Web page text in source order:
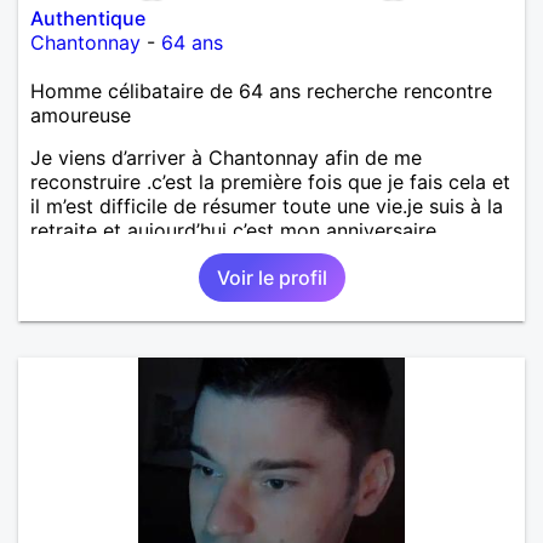
Authentique
Chantonnay - 64 ans
Homme célibataire de 64 ans recherche rencontre
amoureuse
Je viens d’arriver à Chantonnay afin de me
reconstruire .c’est la première fois que je fais cela et
il m’est difficile de résumer toute une vie.je suis à la
retraite et aujourd’hui c’est mon anniversaire
!J’aimerais rencontrer quelqu’un qui partage les
mêmes valeurs qui font de quelqu’un un être humain
Voir le profil